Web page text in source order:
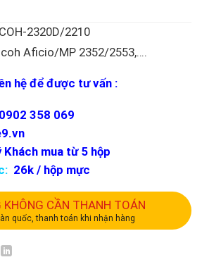
2320D/2210
Aficio/MP 2352/2553,….
hệ để được tư vấn :
0902 358 069
Khách mua từ 5 hộp
26k / hộp mực
CẦN THANH TOÁN
quốc, thanh toán khi nhận hàng